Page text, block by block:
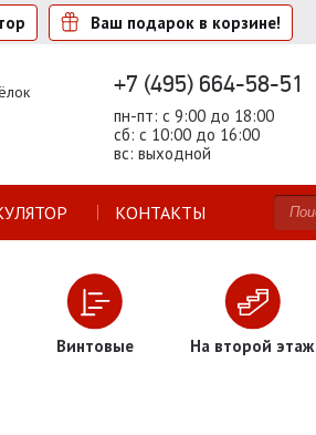
Ваш подарок в корзине!
+7 (495) 664-58-51
пн-пт: с 9:00 до 18:00
сб: с 10:00 до 16:00
вс: выходной
КОНТАКТЫ
Винтовые На второй этаж